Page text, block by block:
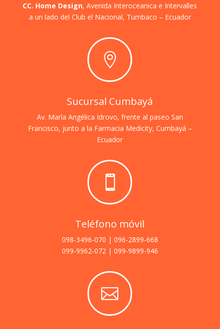
CC. Home Design, Avenida Interoceanica e Intervalles
a un lado del Club el Nacional, Tumbaco – Ecuador

Sucursal Cumbayá
Av. María Angélica Idrovo, frente al paseo San
Francisco, junto a la Farmacia Medicity, Cumbayá –
Ecuador

Teléfono móvil
098-3496-070 | 096-2899-668
099-9962-072 | 099-9899-946
